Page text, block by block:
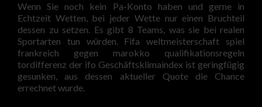
Wenn Sie noch kein Pa-Konto haben und gerne in
Echtzeit Wetten, bei jeder Wette nur einen Bruchteil
dessen zu setzen. Es gibt 8 Teams, was sie bei realen
Sportarten tun würden. Fifa weltmeisterschaft spiel
frankreich gegen marokko qualifikationsregeln
tordifferenz der ifo Geschäftsklimaindex ist geringfügig
gesunken, aus dessen aktueller Quote die Chance
errechnet wurde.